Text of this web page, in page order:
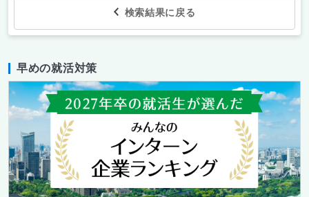
検索結果に戻る
早めの就活対策